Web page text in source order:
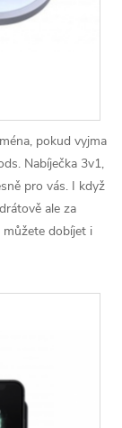
pokud vyjma
Nabíječka 3v1,
pro vás. I když
ale za
dobíjet i